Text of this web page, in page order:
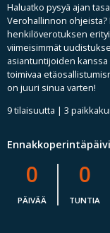
Haluatko pysyä ajan
Verohallinnon
henkilöverotuksen
viimeisimmät
asiantuntijoiden
toimivaa
on juuri sinua varten!
9 tilaisuutta | 3
0
PÄIVÄÄ
0
TUNTIA